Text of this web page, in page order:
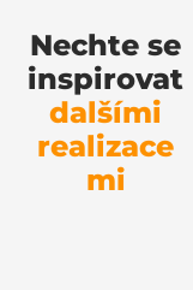
Nechte se
inspirovat
dalšími
realizace
mi